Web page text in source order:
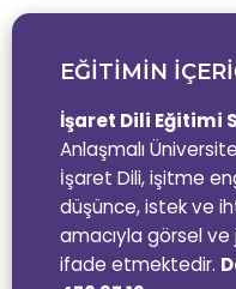
EĞİTİMİN
İşaret Dili Eğitimi
Anlaşmalı
İşaret Dili, işitme
düşünce, istek ve
amacıyla görsel
ifade etmektedir.